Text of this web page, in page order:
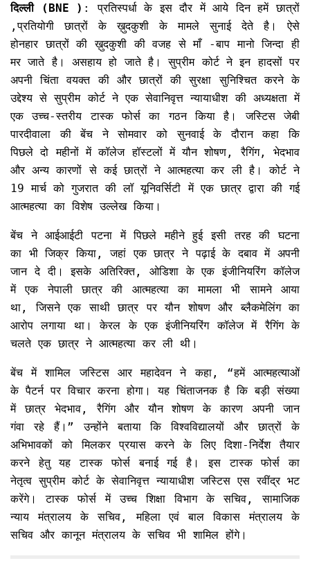
दिल्ली (BNE ) : प्रतिस्पर्धा के इस दौर में आये दिन हमें छात्रों
,प्रतियोगी छात्रों के ख़ुदकुशी के मामले सुनाई देते है। ऐसे
होनहार छात्रों की ख़ुदकुशी की वजह से माँ -बाप मानो जिन्दा ही
मर जाते है। असहाय हो जाते है। सुप्रीम कोर्ट ने इन हादसों पर
अपनी चिंता वयक्त की और छात्रों की सुरक्षा सुनिश्चित करने के
उद्देश्य से सुप्रीम कोर्ट ने एक सेवानिवृत्त न्यायाधीश की अध्यक्षता में
एक उच्च-स्तरीय टास्क फोर्स का गठन किया है। जस्टिस जेबी
पारदीवाला की बेंच ने सोमवार को सुनवाई के दौरान कहा कि
पिछले दो महीनों में कॉलेज हॉस्टलों में यौन शोषण, रैगिंग, भेदभाव
और अन्य कारणों से कई छात्रों ने आत्महत्या कर ली है। कोर्ट ने
19 मार्च को गुजरात की लॉ यूनिवर्सिटी में एक छात्र द्वारा की गई
आत्महत्या का विशेष उल्लेख किया।
बेंच ने आईआईटी पटना में पिछले महीने हुई इसी तरह की घटना
का भी जिक्र किया, जहां एक छात्र ने पढ़ाई के दबाव में अपनी
जान दे दी। इसके अतिरिक्त, ओडिशा के एक इंजीनियरिंग कॉलेज
में एक नेपाली छात्र की आत्महत्या का मामला भी सामने आया
था, जिसने एक साथी छात्र पर यौन शोषण और ब्लैकमेलिंग का
आरोप लगाया था। केरल के एक इंजीनियरिंग कॉलेज में रैगिंग के
चलते एक छात्र ने आत्महत्या कर ली थी।
बेंच में शामिल जस्टिस आर महादेवन ने कहा, “हमें आत्महत्याओं
के पैटर्न पर विचार करना होगा। यह चिंताजनक है कि बड़ी संख्या
में छात्र भेदभाव, रैगिंग और यौन शोषण के कारण अपनी जान
गंवा रहे हैं।” उन्होंने बताया कि विश्वविद्यालयों और छात्रों के
अभिभावकों को मिलकर प्रयास करने के लिए दिशा-निर्देश तैयार
करने हेतु यह टास्क फोर्स बनाई गई है। इस टास्क फोर्स का
नेतृत्व सुप्रीम कोर्ट के सेवानिवृत्त न्यायाधीश जस्टिस एस रवींद्र भट
करेंगे। टास्क फोर्स में उच्च शिक्षा विभाग के सचिव, सामाजिक
न्याय मंत्रालय के सचिव, महिला एवं बाल विकास मंत्रालय के
सचिव और कानून मंत्रालय के सचिव भी शामिल होंगे।